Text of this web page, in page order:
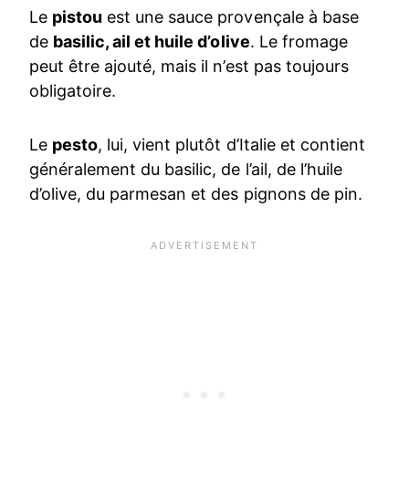
Le pistou est une sauce provençale à base
de basilic, ail et huile d’olive. Le fromage
peut être ajouté, mais il n’est pas toujours
obligatoire.
Le pesto, lui, vient plutôt d’Italie et contient
généralement du basilic, de l’ail, de l’huile
d’olive, du parmesan et des pignons de pin.